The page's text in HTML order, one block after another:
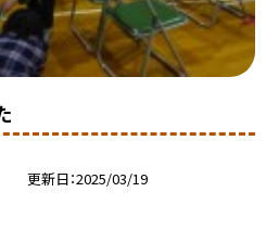
更新日 2025/03/19